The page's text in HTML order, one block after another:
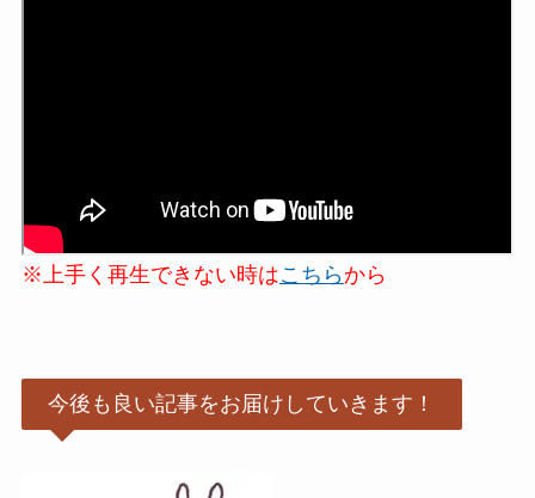
※上手く再生できない時はこちらから
今後も良い記事をお届けしていきます！